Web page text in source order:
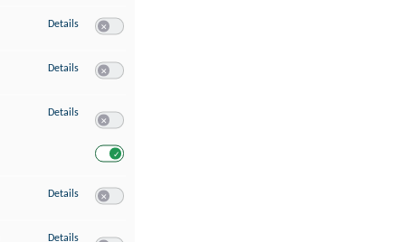
Details zu Erstellung von Profilen für personalisierte Werbung
Details zu Verwendung von Profilen zur Auswahl personalisierter Werbung
Details zu Messung der Werbeleistung
Details zu Messung der Performance von Inhalten
Details zu Analyse von Zielgruppen durch Statistiken oder Kombinationen von